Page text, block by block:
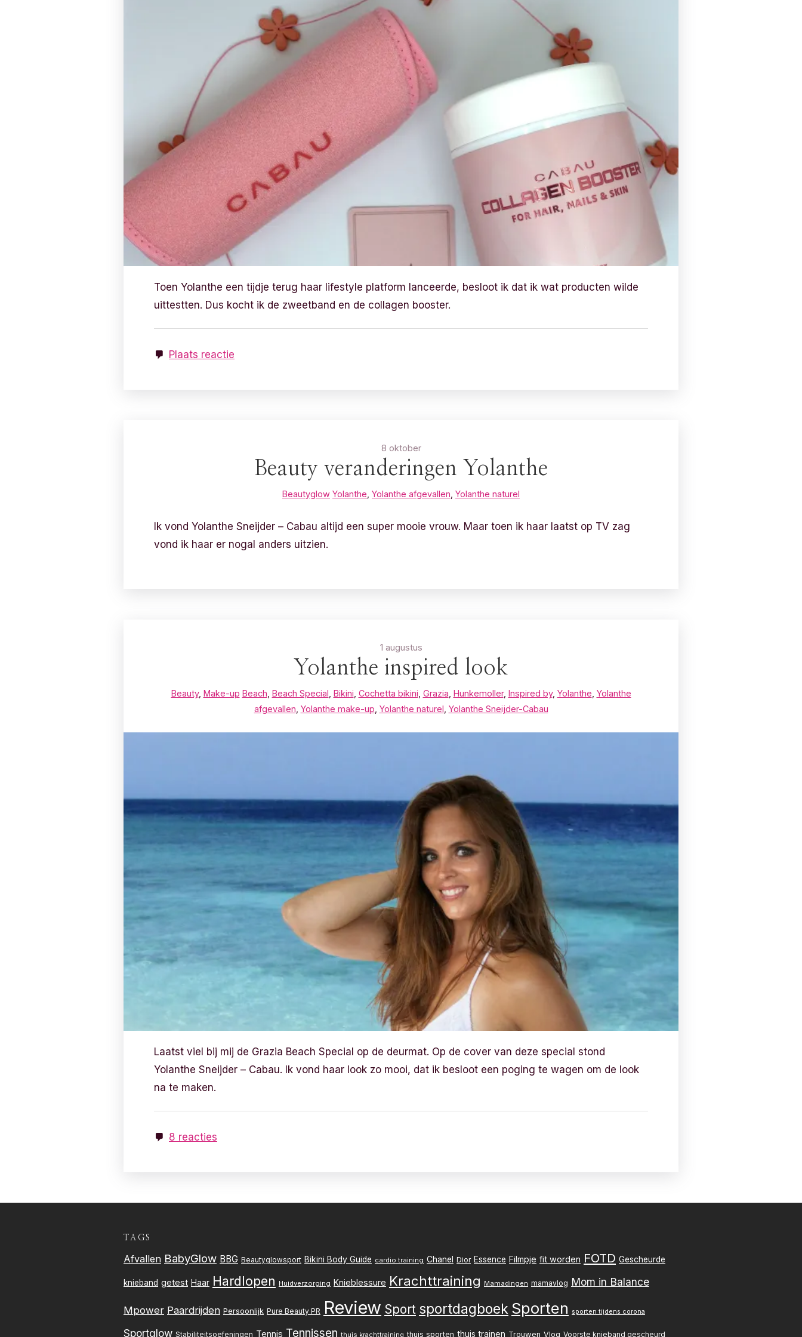
Toen Yolanthe een tijdje terug haar lifestyle platform lanceerde, besloot ik dat ik wat producten wilde
uittestten. Dus kocht ik de zweetband en de collagen booster.
Plaats reactie
8 oktober
Beauty veranderingen Yolanthe
Beautyglow Yolanthe Yolanthe afgevallen Yolanthe naturel
Ik vond Yolanthe Sneijder – Cabau altijd een super mooie vrouw. Maar toen ik haar laatst op TV zag
vond ik haar er nogal anders uitzien.
1 augustus
Yolanthe inspired look
Beauty, Make-up Beach Beach Special Bikini Cochetta bikini Grazia Hunkemoller, Inspired by, Yolanthe Yolanthe
afgevallen Yolanthe make-up Yolanthe naturel Yolanthe Sneijder-Cabau
Laatst viel bij mij de Grazia Beach Special op de deurmat. Op de cover van deze special stond
Yolanthe Sneijder – Cabau. Ik vond haar look zo mooi, dat ik besloot een poging te wagen om de look
na te maken.
8 reacties
TAGS
Afvallen BabyGlow BBG Beautyglowsport Bikini Body Guide cardio training Chanel Dior Essence Filmpje fit worden FOTD Gescheurde
knieband getest Haar Hardlopen Huidverzorging Knieblessure Krachttraining Mamadingen mamavlog Mom in Balance
Mpower Paardrijden Persoonlijk Pure Beauty PR Review Sport sportdagboek Sporten sporten tijdens corona
Sportglow Stabiliteitsoefeningen Tennis Tennissen thuis krachttraining thuis sporten thuis trainen Trouwen Vlog Voorste knieband gescheurd